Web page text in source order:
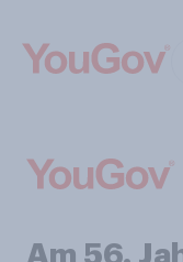
Am 56.